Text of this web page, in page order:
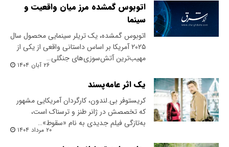
اتوبوس گمشده مرز میان واقعیت و
سینما
اتوبوس گمشده، یک تریلر سینمایی محصول سال
۲۰۲۵ آمریکا بر اساس داستانی واقعی از یکی از
مهیب‌ترین آتش‌سوزی‌های جنگلی…
۲۶ آبان ۱۴۰۴
یک اثر عامه‌پسند
کریستوفر بی.‌لندون، کارگردان آمریکایی مشهور
که تخصصش در ژانر طنز و ترسناک است،
به‌تازگی فیلم جدیدی به نام «سقوط»…
۲۰ مرداد ۱۴۰۴